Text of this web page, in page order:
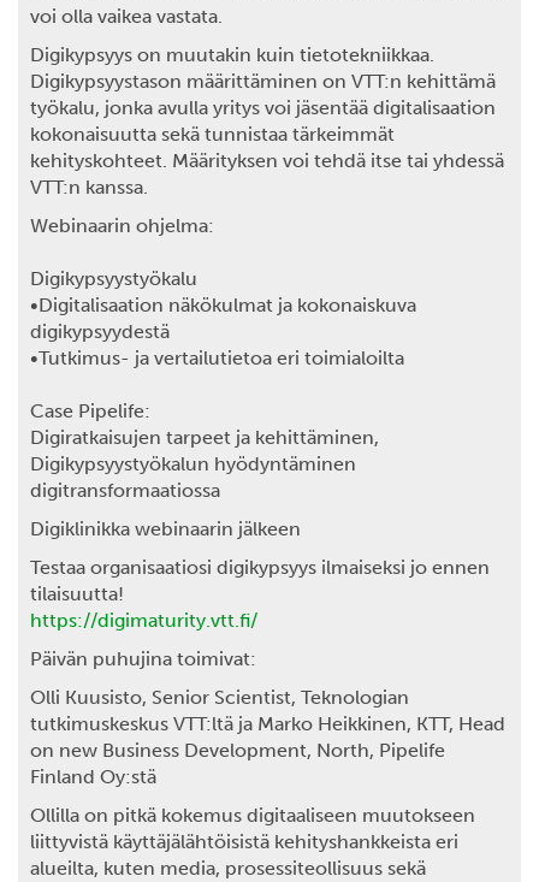
voi olla vaikea vastata.
Digikypsyys on muutakin kuin tietotekniikkaa.
Digikypsyystason määrittäminen on VTT:n kehittämä
työkalu, jonka avulla yritys voi jäsentää digitalisaation
kokonaisuutta sekä tunnistaa tärkeimmät
kehityskohteet. Määrityksen voi tehdä itse tai yhdessä
VTT:n kanssa.
Webinaarin ohjelma:
Digikypsyystyökalu
•Digitalisaation näkökulmat ja kokonaiskuva
digikypsyydestä
•Tutkimus- ja vertailutietoa eri toimialoilta
Case Pipelife:
Digiratkaisujen tarpeet ja kehittäminen,
Digikypsyystyökalun hyödyntäminen
digitransformaatiossa
Digiklinikka webinaarin jälkeen
Testaa organisaatiosi digikypsyys ilmaiseksi jo ennen
tilaisuutta!
https://digimaturity.vtt.fi/
Päivän puhujina toimivat:
Olli Kuusisto, Senior Scientist, Teknologian
tutkimuskeskus VTT:ltä ja Marko Heikkinen, KTT, Head
on new Business Development, North, Pipelife
Finland Oy:stä
Ollilla on pitkä kokemus digitaaliseen muutokseen
liittyvistä käyttäjälähtöisistä kehityshankkeista eri
alueilta, kuten media, prosessiteollisuus sekä